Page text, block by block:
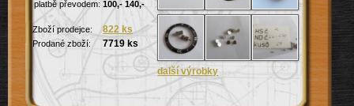
K dispozici: 5 kusů
Dodání do: ihned
Poštovné při
platbě převodem: 100,- 140,-
Zboží prodejce: